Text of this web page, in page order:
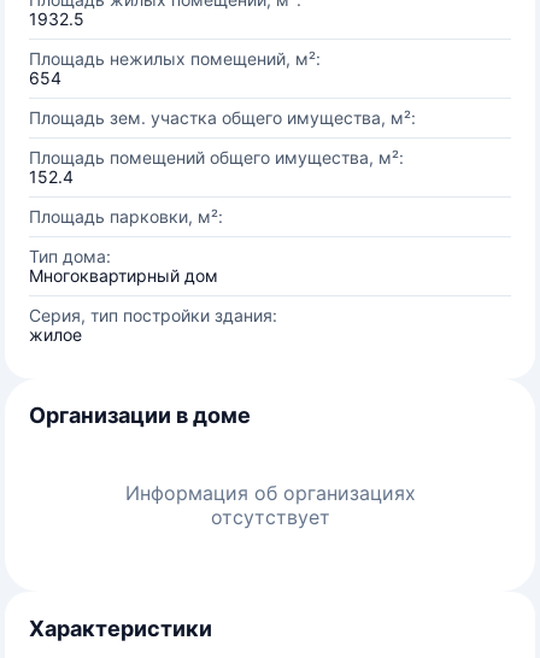
1932.5
Площадь нежилых помещений, м²:
654
Площадь зем. участка общего имущества, м²:
Площадь помещений общего имущества, м²:
152.4
Площадь парковки, м²:
Тип дома:
Многоквартирный дом
Серия, тип постройки здания:
жилое
Организации в доме
Информация об организациях
отсутствует
Характеристики